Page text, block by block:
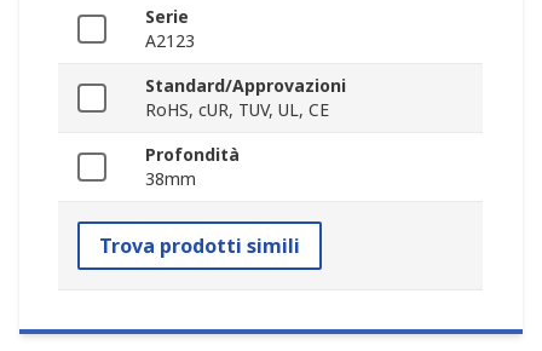
Serie
A2123
Standard/Approvazioni
RoHS, cUR, TUV, UL, CE
Profondità
38mm
Trova prodotti simili